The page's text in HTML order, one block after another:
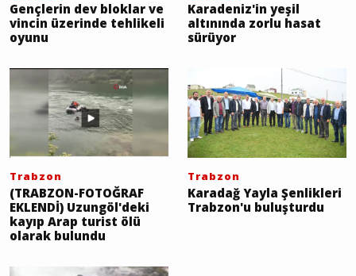
Gençlerin dev bloklar ve
vincin üzerinde tehlikeli
oyunu
Karadeniz'in yeşil
altınında zorlu hasat
sürüyor
Trabzon
(TRABZON-FOTOĞRAF
EKLENDİ) Uzungöl'deki
kayıp Arap turist ölü
olarak bulundu
Trabzon
Karadağ Yayla Şenlikleri
Trabzon'u buluşturdu